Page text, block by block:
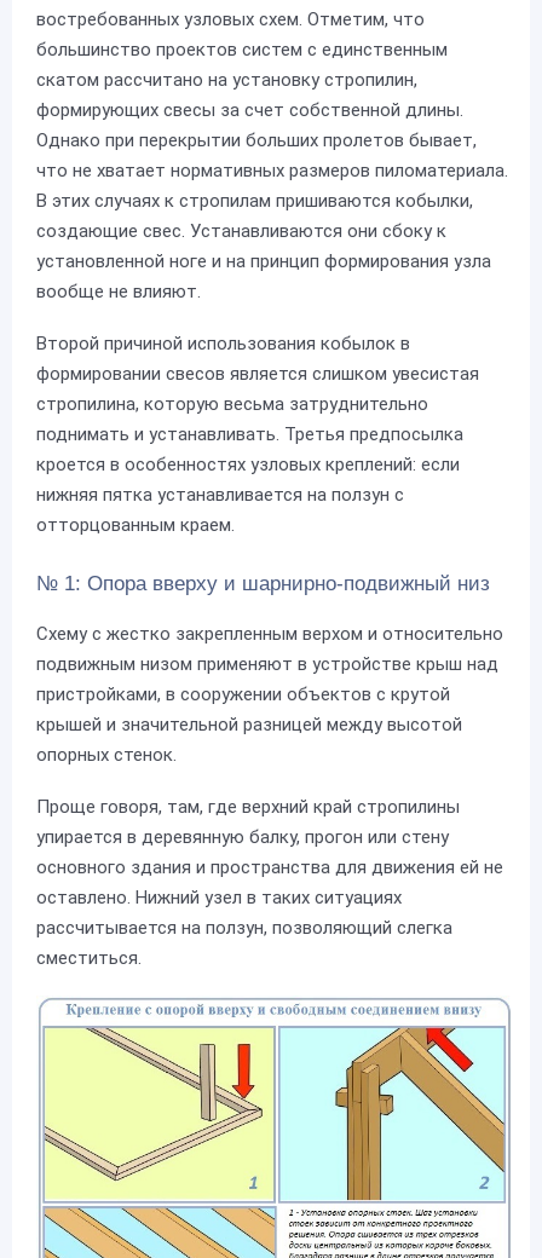
востребованных узловых схем. Отметим, что
большинство проектов систем с единственным
скатом рассчитано на установку стропилин,
формирующих свесы за счет собственной длины.
Однако при перекрытии больших пролетов бывает,
что не хватает нормативных размеров пиломатериала.
В этих случаях к стропилам пришиваются кобылки,
создающие свес. Устанавливаются они сбоку к
установленной ноге и на принцип формирования узла
вообще не влияют.
Второй причиной использования кобылок в
формировании свесов является слишком увесистая
стропилина, которую весьма затруднительно
поднимать и устанавливать. Третья предпосылка
кроется в особенностях узловых креплений: если
нижняя пятка устанавливается на ползун с
отторцованным краем.
№ 1: Опора вверху и шарнирно-подвижный низ
Схему с жестко закрепленным верхом и относительно
подвижным низом применяют в устройстве крыш над
пристройками, в сооружении объектов с крутой
крышей и значительной разницей между высотой
опорных стенок.
Проще говоря, там, где верхний край стропилины
упирается в деревянную балку, прогон или стену
основного здания и пространства для движения ей не
оставлено. Нижний узел в таких ситуациях
рассчитывается на ползун, позволяющий слегка
сместиться.